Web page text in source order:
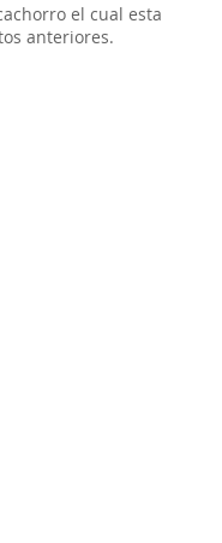
el cual esta
anteriores.